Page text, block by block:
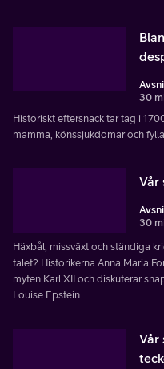
30
Historiskt eftersnack tar tag i
mamma, könssjukdomar och fylla.
Vår
30
Häxbål, missväxt och ständiga
talet? Historikerna Anna Maria
myten Karl XII och diskuterar
Louise Epstein.
Vår